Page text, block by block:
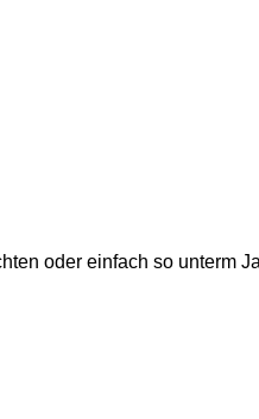
oder einfach so unterm